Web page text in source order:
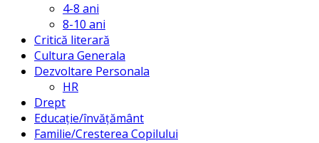
4-8 ani
8-10 ani
Critică literară
Cultura Generala
Dezvoltare Personala
HR
Drept
Educație/învățământ
Familie/Cresterea Copilului